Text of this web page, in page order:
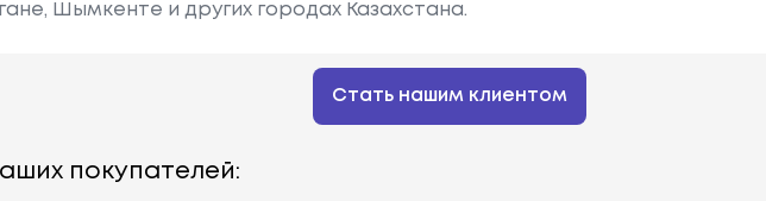
Шымкенте и других городах Казахстана.
Стать нашим клиентом
покупателей: